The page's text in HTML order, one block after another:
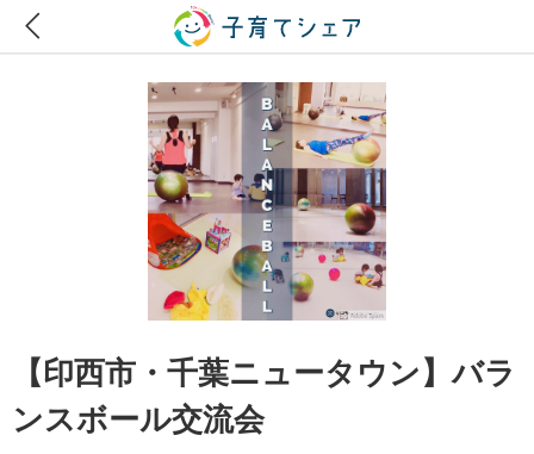
【印西市・千葉ニュータウン】バラ
ンスボール交流会